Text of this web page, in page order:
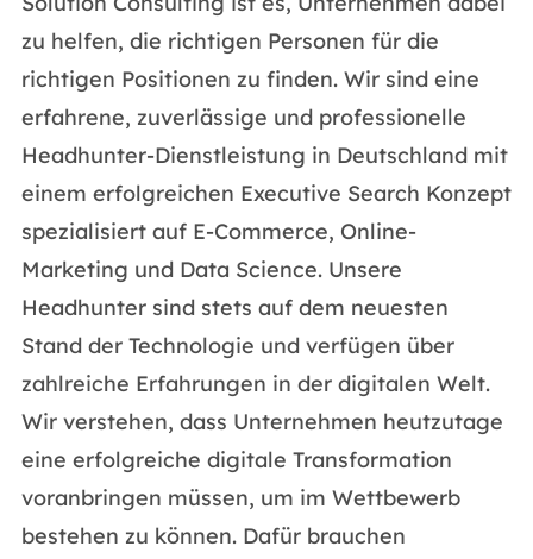
zu helfen, die richtigen Personen für die
richtigen Positionen zu finden. Wir sind eine
erfahrene, zuverlässige und professionelle
Headhunter-Dienstleistung in Deutschland mit
einem erfolgreichen Executive Search Konzept
spezialisiert auf E-Commerce, Online-
Marketing und Data Science. Unsere
Headhunter sind stets auf dem neuesten
Stand der Technologie und verfügen über
zahlreiche Erfahrungen in der digitalen Welt.
Wir verstehen, dass Unternehmen heutzutage
eine erfolgreiche digitale Transformation
voranbringen müssen, um im Wettbewerb
bestehen zu können. Dafür brauchen